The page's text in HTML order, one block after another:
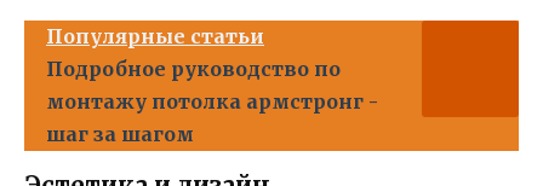
Популярные статьи
Подробное руководство по
монтажу потолка армстронг -
шаг за шагом